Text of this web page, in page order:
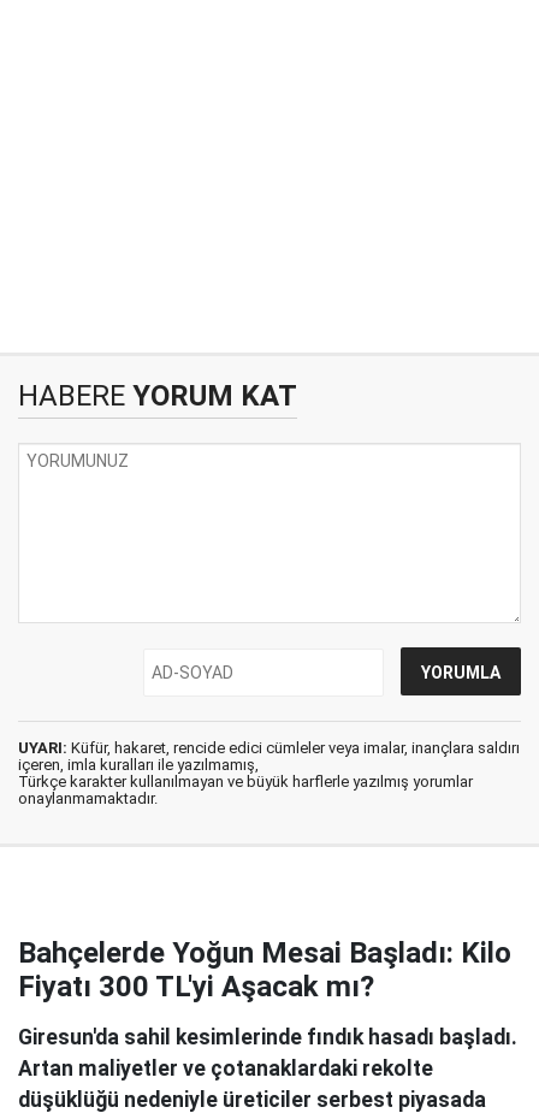
HABERE YORUM KAT
UYARI: Küfür, hakaret, rencide edici cümleler veya imalar, inançlara saldırı
içeren, imla kuralları ile yazılmamış,
Türkçe karakter kullanılmayan ve büyük harflerle yazılmış yorumlar
onaylanmamaktadır.
Bahçelerde Yoğun Mesai Başladı: Kilo
Fiyatı 300 TL'yi Aşacak mı?
Giresun'da sahil kesimlerinde fındık hasadı başladı.
Artan maliyetler ve çotanaklardaki rekolte
düşüklüğü nedeniyle üreticiler serbest piyasada